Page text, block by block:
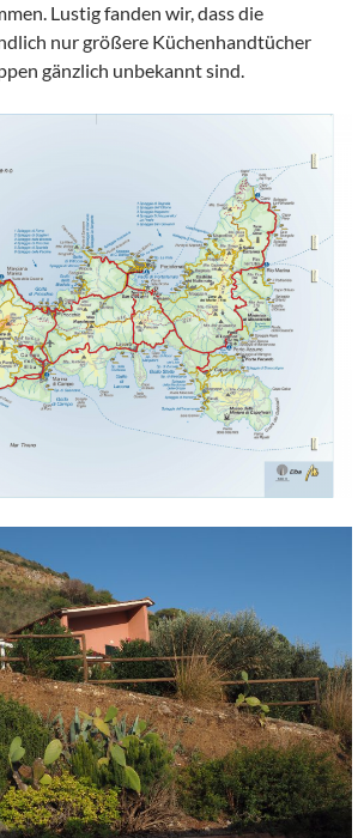
Lustig fanden wir, dass die
nur größere Küchenhandtücher
gänzlich unbekannt sind.